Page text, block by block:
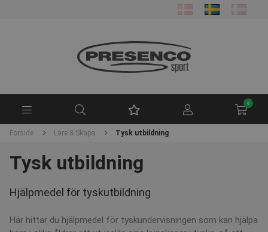
0
Forside Läre & Skapa Tysk utbildning
Tysk utbildning
Hjälpmedel för tyskutbildning
Här hittar du hjälpmedel för tyskundervisningen som kan hjälpa